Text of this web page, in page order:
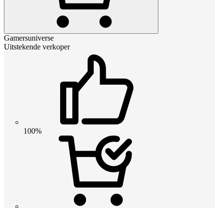
Gamersuniverse
Uitstekende verkoper
100%